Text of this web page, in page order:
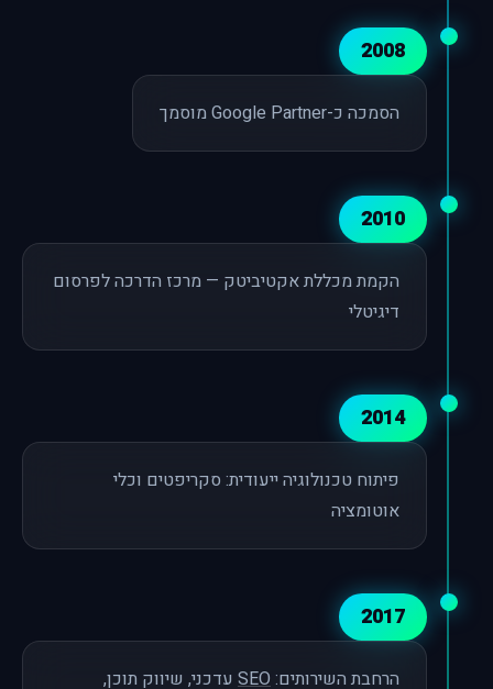
2008
הסמכה כ-Google Partner מוסמך
2010
הקמת מכללת אקטיביטק — מרכז הדרכה לפרסום
דיגיטלי
2014
פיתוח טכנולוגיה ייעודית: סקריפטים וכלי
אוטומציה
2017
הרחבת השירותים: SEO עדכני, שיווק תוכן,